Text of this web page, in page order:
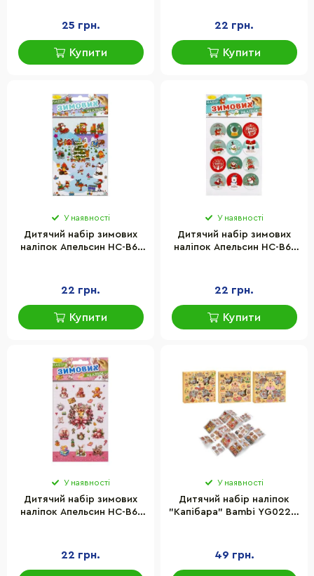
25 грн.
Купити
22 грн.
Купити
У наявності
Дитячий набір зимових
наліпок Апельсин НС-В6-
22 грн.
Купити
У наявності
Дитячий набір зимових
наліпок Апельсин НС-В6-
22 грн.
Купити
У наявності
Дитячий набір зимових
наліпок Апельсин НС-В6-
22 грн.
У наявності
Дитячий набір наліпок
"Капібара" Bambi YG0228,
49 грн.